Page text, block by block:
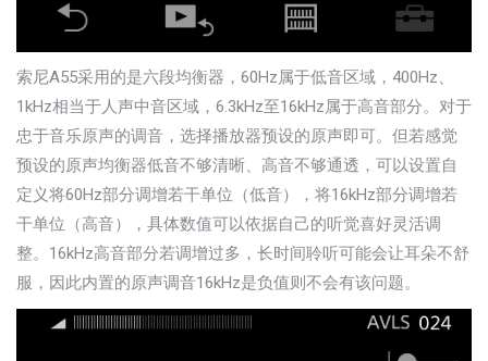
索尼A55采用的是六段均衡器，60Hz属于低音区域，400Hz、
1kHz相当于人声中音区域，6.3kHz至16kHz属于高音部分。对于
忠于音乐原声的调音，选择播放器预设的原声即可。但若感觉
预设的原声均衡器低音不够清晰、高音不够通透，可以设置自
定义将60Hz部分调增若干单位（低音），将16kHz部分调增若
干单位（高音），具体数值可以依据自己的听觉喜好灵活调
整。16kHz高音部分若调增过多，长时间聆听可能会让耳朵不舒
服，因此内置的原声调音16kHz是负值则不会有该问题。